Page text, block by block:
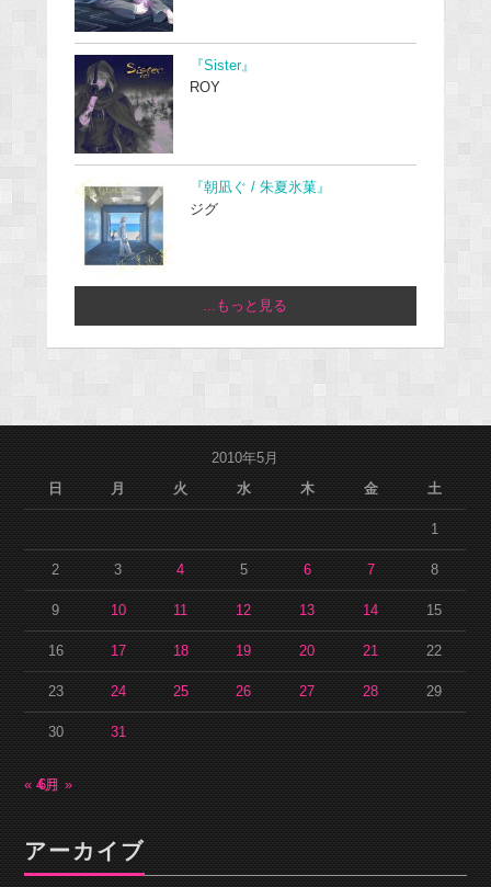
『Sister』
ROY
『朝凪ぐ / 朱夏氷菓』
ジグ
...もっと見る
2010年5月
日
月 火 水 木 金 土
1
2 3 4 5 6 7 8
9 10 11 12 13 14 15
16 17 18 19 20 21 22
23 24 25 26 27 28 29
30 31
« 4月6月 »
アーカイブ